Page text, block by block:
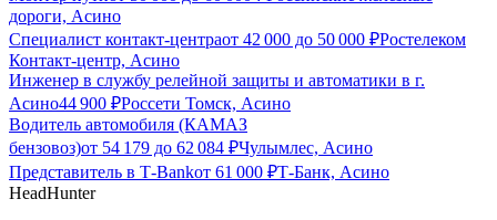
дороги, Асино
Специалист контакт-центраот 42 000 до 50 000 ₽Ростелеком
Контакт-центр, Асино
Инженер в службу релейной защиты и автоматики в г.
Асино44 900 ₽Россети Томск, Асино
Водитель автомобиля (КАМАЗ
бензовоз)от 54 179 до 62 084 ₽Чулымлес, Асино
Представитель в Т-Bankот 61 000 ₽Т-Банк, Асино
HeadHunter